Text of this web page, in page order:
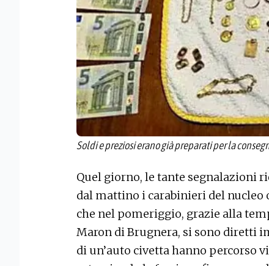
Soldi e preziosi erano già preparati per la
Quel giorno, le tante segnalazioni
dal mattino i carabinieri del nucleo
che nel pomeriggio, grazie alla
Maron di Brugnera, si sono diretti
di un’auto civetta hanno percorso